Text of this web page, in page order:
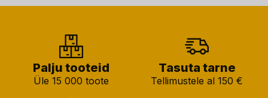
Palju tooteid
Üle 15 000 toote
Tasuta tarne
Tellimustele al 150 €